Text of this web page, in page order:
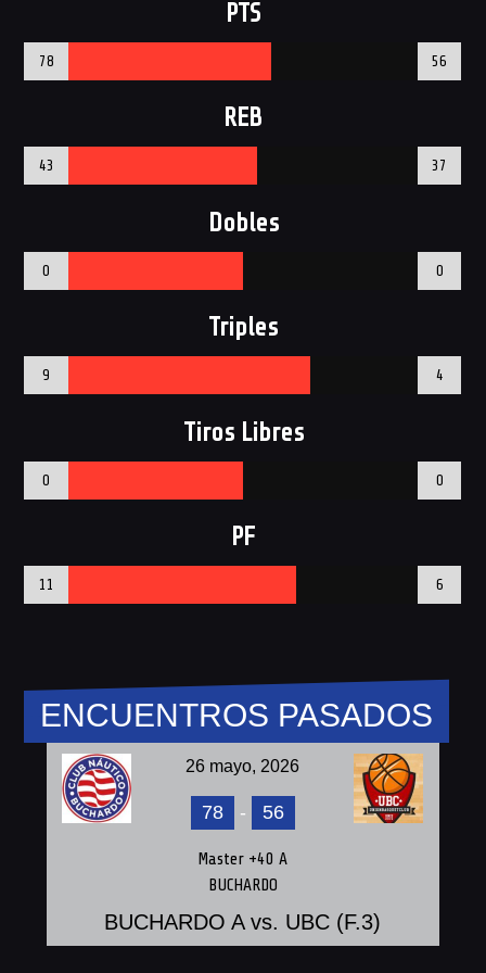
PTS
78 56
REB
43 37
Dobles
0 0
Triples
9 4
Tiros Libres
0 0
PF
11 6
ENCUENTROS PASADOS
26 mayo, 2026
78 - 56
Master +40 A
BUCHARDO
BUCHARDO A vs. UBC (F.3)